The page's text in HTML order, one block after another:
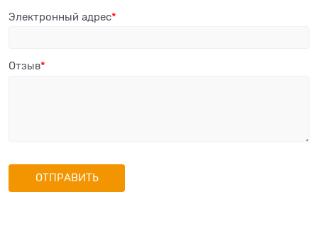
Электронный адрес
Отзыв